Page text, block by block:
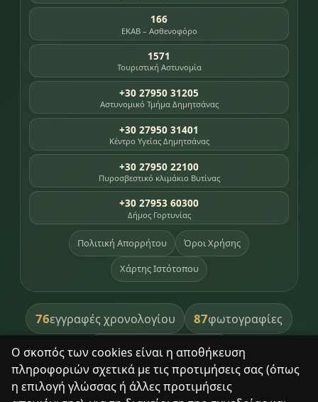
Ο σκοπός των cookies είναι η αποθήκευση
πληροφοριών σχετικά με τις προτιμήσεις σας (όπως
η επιλογή γλώσσας ή άλλες προτιμήσεις
166
ΕΚΑΒ – Ασθενοφόρο
1571
Τουριστική Αστυνομία
+30 27950 31205
Αστυνομικό Τμήμα Δημητσάνας
+30 27950 31401
Κέντρο Υγείας Δημητσάνας
+30 27950 22100
Πυροσβεστικό κλιμάκιο Βυτίνας
+30 27953 60300
Δήμος Γορτυνίας
Πολιτική Απορρήτου Όροι Χρήσης
Χάρτης Ιστότοπου
76εγγραφές χρονολογίου 87φωτογραφίες
391βιβλία βιβλιοθήκης
8σημεία κληρονομιάς